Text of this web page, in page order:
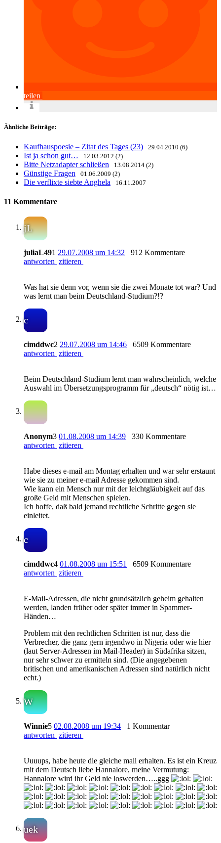
teilen
Ähnliche Beiträge:
Kaufhauspoesie – Zitat des Tages (23) 29.04.2010 (6)
Ist ja schon gut… 12.03.2012 (2)
Bitte Netzadapter schließen 13.08.2014 (2)
Günstige Fragen 01.06.2009 (2)
Die verflixte siebte Anghela 16.11.2007
11 Kommentare
jL
juliaL491 29.07.2008 um 14:32
912 Kommentare
antworten zitieren
Was hat sie denn vor, wenn sie die zwei Monate tot war? Und
was lernt man beim Deutschland-Studium?!?
c
cimddwc2 29.07.2008 um 14:46
6509 Kommentare
antworten zitieren
Beim Deutschland-Studium lernt man wahrscheinlich, welche
Auswahl im Übersetzungsprogramm für „deutsch“ nötig ist…
Anonym3 01.08.2008 um 14:39
330 Kommentare
antworten zitieren
Habe dieses e-mail am Montag erhalten und war sehr erstaunt
wie sie zu meiner e-mail Adresse gekommen sind.
Wie kann ein Mensch nur mit der leichtgläubigkeit auf das
große Geld mit Menschen spielen.
Ich hoffe, daß bald jemand rechtliche Schritte gegen sie
einleitet.
c
cimddwc4 01.08.2008 um 15:51
6509 Kommentare
antworten zitieren
E-Mail-Adressen, die nicht grundsätzlich geheim gehalten
werden, landen früher oder später immer in Spammer-
Händen…
Problem mit den rechtlichen Schritten ist nur, dass die
Verbrecher, die ganz gern irgendwo in Nigeria oder wie hier
(laut Server-Adressen im Mail-Header) in Südafrika sitzen,
nur sehr schwer zu ermitteln sind. (Die angegebenen
britischen und amerikanischen Adressen sind natürlich nicht
echt.)
W
Winnie5 02.08.2008 um 19:34
1 Kommentar
antworten zitieren
Uuuups, habe heute die gleiche mail erhalten. Es ist ein Kreuz
mit dem Deutsch liebe Hannalore, meine Vermutung:
Hannalore wird ihr Geld nie loswerden…..ggg
uek